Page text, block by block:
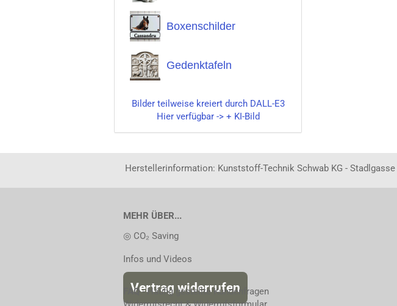
Boxenschilder
Gedenktafeln
Bilder teilweise kreiert durch DALL-E3
Hier verfügbar -> + KI-Bild
Herstellerinformation: Kunststoff-Technik Schwab KG -
MEHR ÜBER...
◎ CO₂ Saving
Infos und Videos
Vertrag widerrufen
FAQ- Häufig gestellte Kundenfragen